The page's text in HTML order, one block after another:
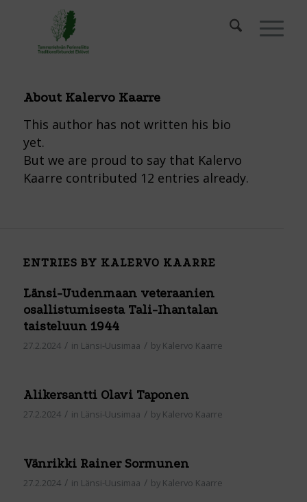
About Kalervo Kaarre
This author has not written his bio
yet.
But we are proud to say that Kalervo
Kaarre contributed 12 entries already.
ENTRIES BY KALERVO KAARRE
Länsi-Uudenmaan veteraanien
osallistumisesta Tali-Ihantalan
taisteluun 1944
27.2.2024 / in Länsi-Uusimaa / by Kalervo Kaarre
Alikersantti Olavi Taponen
27.2.2024 / in Länsi-Uusimaa / by Kalervo Kaarre
Vänrikki Rainer Sormunen
27.2.2024 / in Länsi-Uusimaa / by Kalervo Kaarre